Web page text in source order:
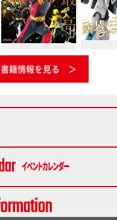
書籍情報を見る